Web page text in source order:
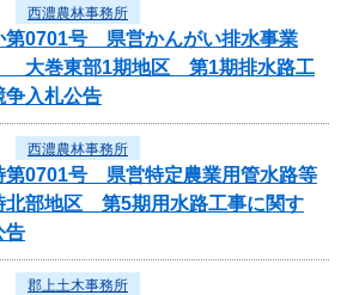
西濃農林事務所
第0701号 県営かんがい排水事業
大巻東部1期地区 第1期排水路工
争入札公告
西濃農林事務所
第0701号 県営特定農業用管水路等
部地区 第5期用水路工事に関す
告
郡上土木事務所